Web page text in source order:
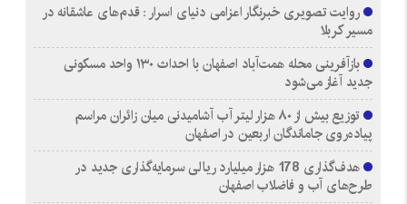
روایت تصویری خبرنگار اعزامی دنیای اسرار : قدم‌های عاشقانه در
مسیر کربلا
بازآفرینی محله همت‌آباد اصفهان با احداث ۱۳۰ واحد مسکونی
جدید آغاز می‌شود
توزیع بیش از ۸۰ هزار لیتر آب آشامیدنی میان زائران مراسم
پیاده‌روی جاماندگان اربعین در اصفهان
هدف‌گذاری 178 هزار میلیارد ریالی سرمایه‌گذاری جدید در
طرح‌های آب و فاضلاب اصفهان